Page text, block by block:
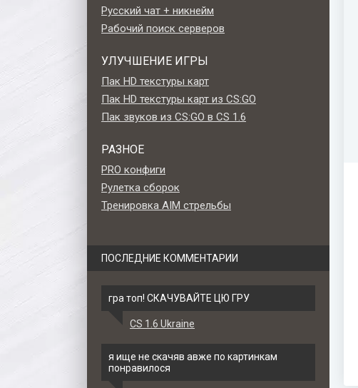
M4A1-S из CSGO для CS 1.6
M4A1 «Mecha Industries» для
CS 1.6
Русский чат + никнейм
Рабочий поиск серверов
УЛУЧШЕНИЕ ИГРЫ
Пак HD текстуры карт
Пак HD текстуры карт из CS:GO
Пак звуков из CS:GO в CS 1.6
РАЗНОЕ
PRO конфиги
Рулетка сборок
Тренировка AIM стрельбы
ПОСЛЕДНИЕ КОММЕНТАРИИ
гра топ! СКАЧУВАЙТЕ ЦЮ ГРУ
CS 1.6 Ukraine
я ище не скачяв авже по картинкам
понравилося